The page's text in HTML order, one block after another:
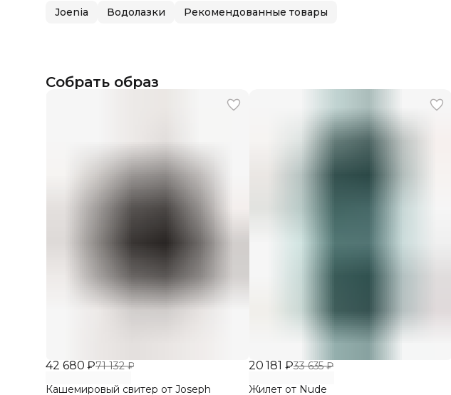
Joenia Водолазки Рекомендованные товары
Собрать образ
42 680 ₽71 132 ₽
Кашемировый свитер от Joseph
20 181 ₽33 635 ₽
Жилет от Nude